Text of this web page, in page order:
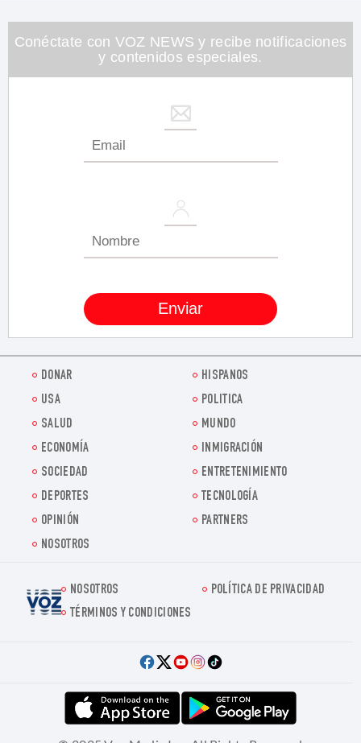
Conéctate con VOZ NEWS y recibe notificaciones
y contenidos especiales.
DONAR
HISPANOS
USA
POLITICA
SALUD
MUNDO
ECONOMÍA
INMIGRACIÓN
SOCIEDAD
ENTRETENIMIENTO
DEPORTES
TECNOLOGÍA
OPINIÓN
PARTNERS
NOSOTROS
Voz.us
NOSOTROS
POLÍTICA DE PRIVACIDAD
TÉRMINOS Y CONDICIONES